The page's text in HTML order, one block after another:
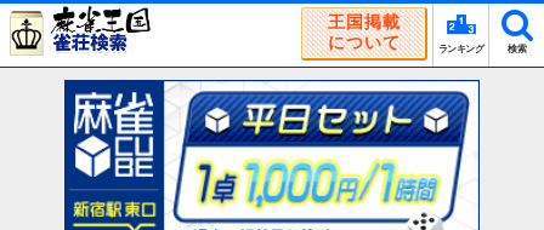
王国掲載
について
ランキング 検索